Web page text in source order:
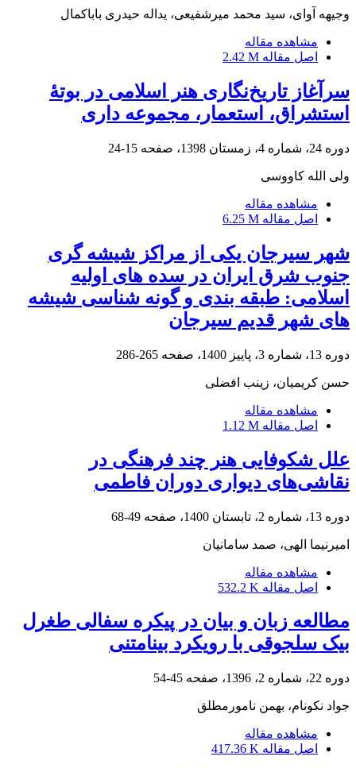
وجیهه آوای، سید محمد میرشفیعی، یداله حیدری باباکمال
مشاهده مقاله
اصل مقاله 2.42 M
سرآغاز تاریخ‌نگاری هنر اسلامی در بوتۀ
استشراق، استعمار، مجموعه داری
دوره 24، شماره 4، زمستان 1398، صفحه 15-24
ولی الله کاووسی
مشاهده مقاله
اصل مقاله 6.25 M
شهر سیرجان یکی از مراکز شیشه گری
جنوب شرق ایران در سده های اولیه
اسلامی: طبقه بندی و گونه شناسی شیشه
های شهر قدیم سیرجان
دوره 13، شماره 3، پاییز 1400، صفحه 265-286
حسن کریمیان، زینب افضلی
مشاهده مقاله
اصل مقاله 1.12 M
علل شکوفایی هنر چند فرهنگی در
نقاشی‌های دیواری دوران فاطمی
دوره 13، شماره 2، تابستان 1400، صفحه 49-68
امیرنیما الهی، صمد سامانیان
مشاهده مقاله
اصل مقاله 532.2 K
مطالعه زبان و بیان در پیکره سفالی طغرل
بیک سلجوقی با رویکرد بینامتنی
دوره 22، شماره 2، 1396، صفحه 45-54
جواد نکونام، بهمن نامورمطلق
مشاهده مقاله
اصل مقاله 417.36 K